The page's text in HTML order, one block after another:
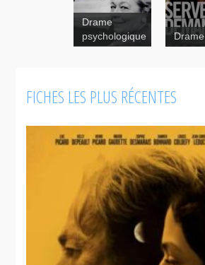
Les
Fantômes
des 3
Madeleine
Drame
psychologique
Drame
FICHES LES PLUS RÉCENTES